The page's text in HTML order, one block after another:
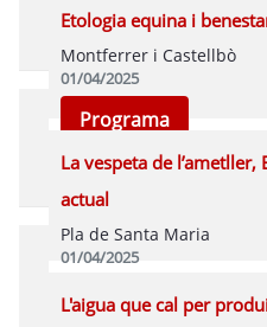
Programa
Etologia equina i
Montferrer i Castellbò
01/04/2025
Programa
La vespeta de
actual
Pla de Santa Maria
01/04/2025
Programa
L'aigua que cal per